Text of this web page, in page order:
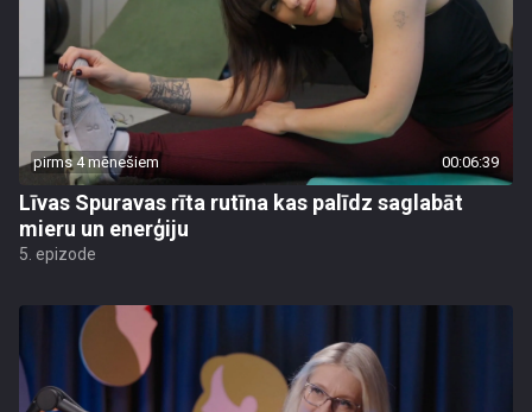
pirms 4 mēnešiem 00:06:39
Līvas Spuravas rīta rutīna kas palīdz saglabāt
mieru un enerģiju
5. epizode